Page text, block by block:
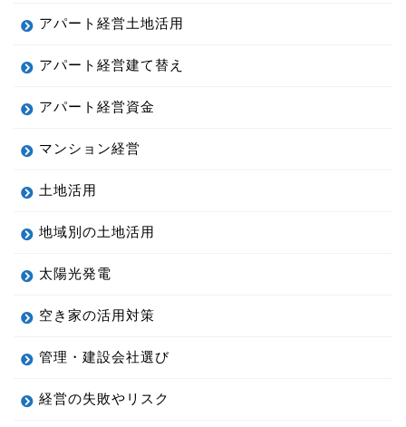
アパート経営土地活用
アパート経営建て替え
アパート経営資金
マンション経営
土地活用
地域別の土地活用
太陽光発電
空き家の活用対策
管理・建設会社選び
経営の失敗やリスク